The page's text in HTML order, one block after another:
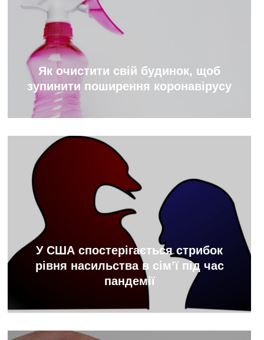
Як очистити свій будинок, щоб
зупинити поширення коронавірусу
У США спостерігається стрибок
рівня насильства в сім’ї під час
пандемії